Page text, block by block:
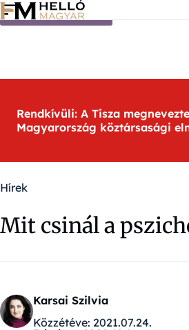
Ugrás a tartalomra
Rendkívüli: A Tisza
Magyarország köztársasági
Hírek
Mit csinál a
Karsai Szilvia
Közzétéve: 2021.07.24.